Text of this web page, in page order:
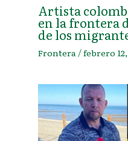
Artista
en la frontera
de los
Frontera /febrero 12,